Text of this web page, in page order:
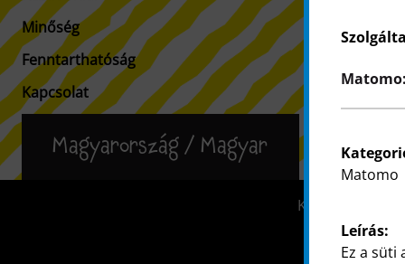
Minőség
Fenntarthatóság
Kapcsolat
Magyarország / Magyar
Kapcsolat
Matomo
Leírás:
Ez a süti